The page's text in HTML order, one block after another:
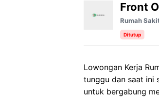
Front
Rumah
Ditutup
Lowongan Kerja
tunggu dan saat ini
untuk bergabung